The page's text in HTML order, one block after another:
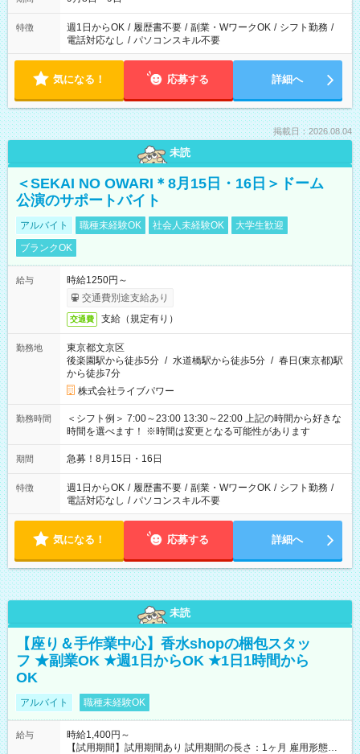
特徴 週1日からOK / 履歴書不要 / 副業・WワークOK / シフト勤務 /
電話対応なし / パソコンスキル不要
気になる！ 応募する 詳細へ
掲載日：2026.08.04
未読
＜SEKAI NO OWARI＊8月15日・16日＞ドーム
公演のサポートバイト
アルバイト 職種未経験OK 社会人未経験OK
大学生歓迎
ブランクOK
給与
時給1250円～
交通費別途支給あり
交通費 支給（規定有り）
勤務地
東京都文京区
後楽園駅から徒歩5分 / 水道橋駅から徒歩5分 / 春日(東京都)駅
から徒歩7分
株式会社ライブパワー
勤務時間
＜シフト例＞ 7:00～23:00 13:30～22:00 上記の時間から好きな
時間を選べます！ ※時間は変更となる可能性があります
期間 急募！8月15日・16日
特徴 週1日からOK / 履歴書不要 / 副業・WワークOK / シフト勤務 /
電話対応なし / パソコンスキル不要
気になる！ 応募する 詳細へ
未読
【座り＆手作業中心】香水shopの梱包スタッ
フ ★副業OK ★週1日からOK ★1日1時間から
OK
アルバイト 職種未経験OK
給与
時給1,400円～
【試用期間】試用期間あり 試用期間の長さ：1ヶ月 雇用形態、